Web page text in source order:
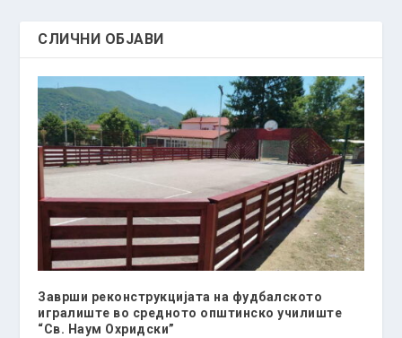
СЛИЧНИ ОБЈАВИ
Заврши реконструкцијата на фудбалското
игралиште во средното општинско училиште
“Св. Наум Охридски”